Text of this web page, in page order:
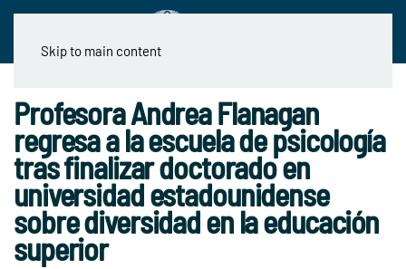
Skip to main content
Profesora Andrea Flanagan
regresa a la escuela de psicología
tras finalizar doctorado en
universidad estadounidense
sobre diversidad en la educación
superior